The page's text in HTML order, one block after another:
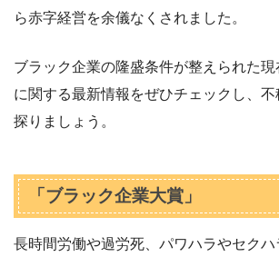
ら赤字経営を余儀なくされました。
ブラック企業の隆盛条件が整えられた
に関する最新情報をぜひチェックし、
探りましょう。
「ブラック企業大賞」
長時間労働や過労死、パワハラやセク